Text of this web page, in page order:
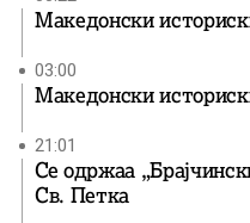
Македонски
03:00
Македонски
21:01
Се одржаа
Св. Петка